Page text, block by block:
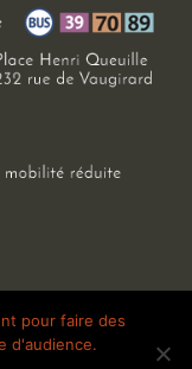
| Mentions légales
pour faire des
d'audience.